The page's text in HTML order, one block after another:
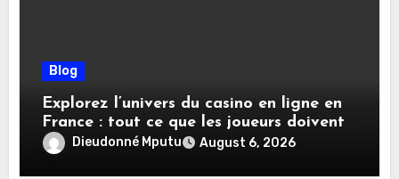
Blog
Explorez l’univers du casino en ligne en
France : tout ce que les joueurs doivent
savoirDieudonné Mputu August 6, 2026